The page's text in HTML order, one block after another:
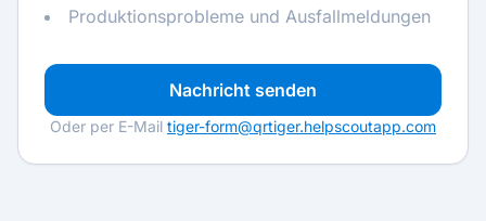
Produktionsprobleme und Ausfallmeldungen
Nachricht senden
Oder per E-Mail tiger-form@qrtiger.helpscoutapp.com